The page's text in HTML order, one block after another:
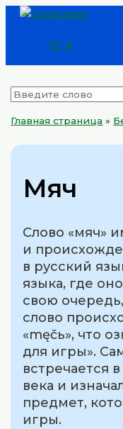
Перейти
содержимому
Main
Menu
Главная страница »
Мяч
Слово «мяч»
и
в русский
языка, где
свою
слово
«męčь», что
для игры».
встречается
века и
предмет,
игры.